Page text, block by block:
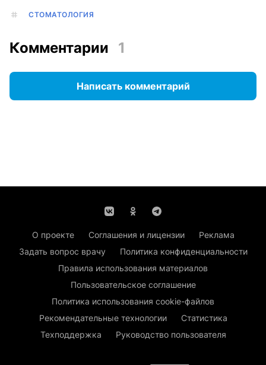
СТОМАТОЛОГИЯ
Комментарии 1
Написать комментарий
О проекте Соглашения и лицензии
Реклама
Задать вопрос врачу
Политика конфиденциальности
Правила использования материалов
Пользовательское соглашение
Политика использования cookie-файлов
Рекомендательные технологии
Статистика
Техподдержка
Руководство пользователя